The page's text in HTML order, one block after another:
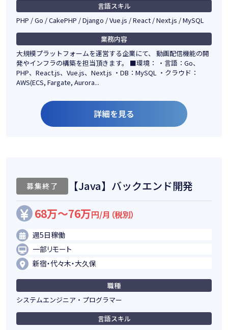
言語スキル
PHP / Go / CakePHP / Django / Vue.js / React / Next.js / MySQL
業務内容
大規模プラットフォームを運営する企業にて、 動画配信機能の開
発やインフラの構築を担当頂きます。 ■環境： ・言語：Go、
PHP、React.js、Vue.js、Next.js ・DB：MySQL ・クラウド：
AWS(ECS, Fargate, Aurora...
詳細を見る
募集終了 【Java】バックエンド開発
68万～76万円/月（税別）
週5日稼働
一部リモート
新宿・代々木・大久保
職種
システムエンジニア・プログラマー
言語スキル